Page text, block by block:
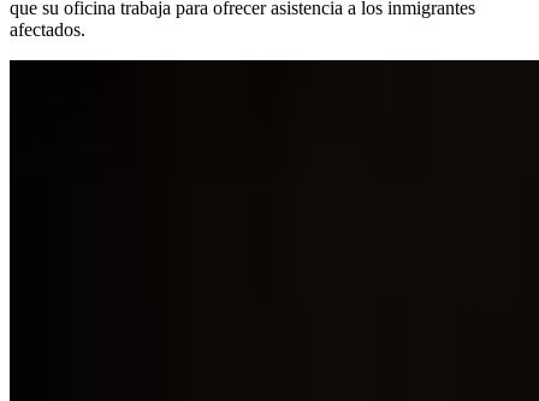
que su oficina trabaja para ofrecer asistencia a los inmigrantes
afectados.